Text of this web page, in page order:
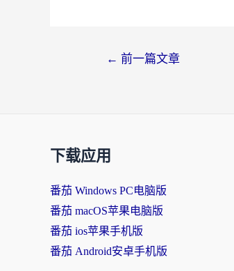
← 前一篇文章
下载应用
番茄 Windows PC电脑版
番茄 macOS苹果电脑版
番茄 ios苹果手机版
番茄 Android安卓手机版